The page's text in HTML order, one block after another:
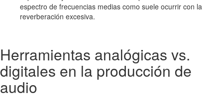
espectro de frecuencias medias como suele ocurrir con la
reverberación excesiva.
Herramientas analógicas vs.
digitales en la producción de
audio